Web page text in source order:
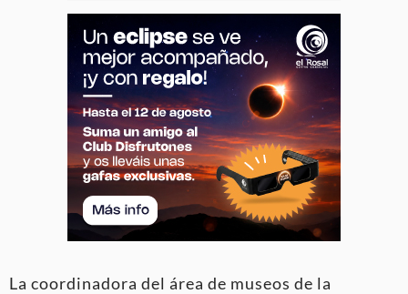
La coordinadora del área de museos de la